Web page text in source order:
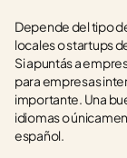
Depende del tipo
locales o startups
Si apuntás a
para empresas
importante. Una
idiomas o
español.